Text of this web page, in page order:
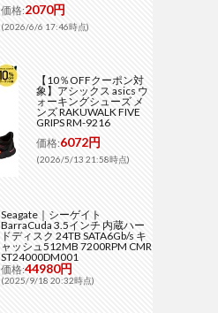
価格:2070円
(2026/6/6 17:46時点)
【10％OFFクーポン対
象】アシックス asics ウ
ォーキングシューズ メ
ンズ RAKUWALK FIVE
GRIPS RM-9216
価格:6072円
(2026/5/13 21:58時点)
Seagate｜シーゲイト
BarraCuda 3.5インチ 内蔵ハー
ドディスク 24TB SATA6Gb/s キ
ャッシュ512MB 7200RPM CMR
ST24000DM001
価格:44980円
(2025/9/18 20:32時点)